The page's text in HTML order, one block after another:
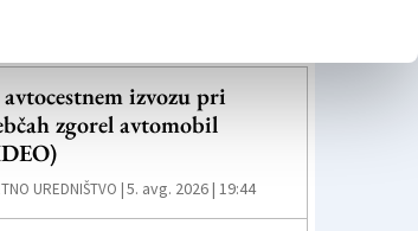
izvozu pri
zgorel avtomobil
UREDNIŠTVO |5. avg. 2026 | 19:44